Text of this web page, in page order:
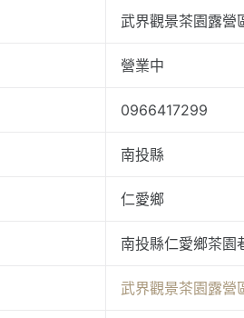
武界觀景茶園露營
營業中
0966417299
南投縣
仁愛鄉
南投縣仁愛鄉茶園
武界觀景茶園露營